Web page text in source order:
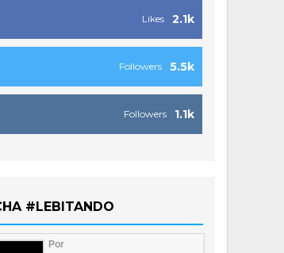
2.1k
Likes
5.5k
Followers
1.1k
Followers
#LEBITANDO